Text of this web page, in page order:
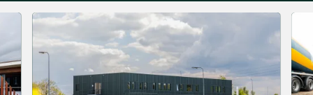
Nieuws
Over ons
Werken bij